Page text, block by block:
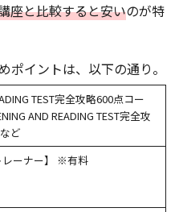
座と比較すると安いのが特
ポイントは、以下の通り。
TEST完全攻略600点コー
AND READING TEST完全攻
ど
レーナー】 ※有料